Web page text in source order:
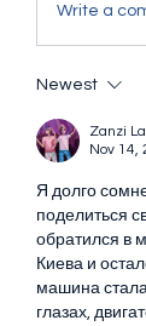
Write a
Newest
Zanzi La
Nov 14,
Я долго
поделиться
обратился в
Киева и
машина
глазах,